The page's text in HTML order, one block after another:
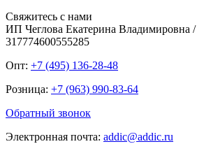
Свяжитесь с нами
ИП Чеглова Екатерина
317774600555285
Опт: +7 (495) 136-28-48
Розница: +7 (963) 990-83-64
Обратный звонок
Электронная почта: addic@addic.ru